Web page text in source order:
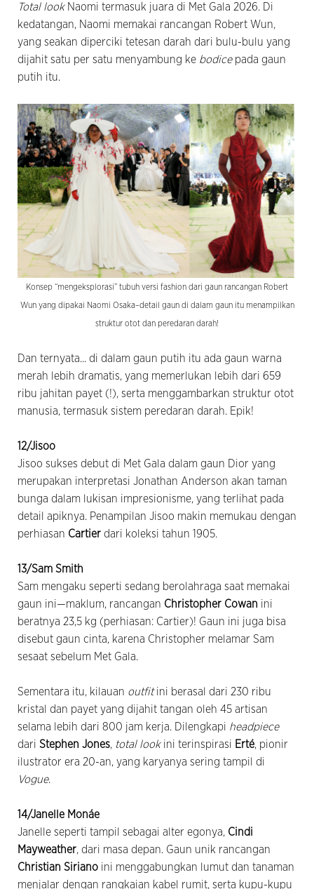
Total lookNaomi termasuk juara di Met Gala 2026. Di
kedatangan, Naomi memakai rancangan Robert Wun,
yang seakan diperciki tetesan darah dari bulu-bulu yang
dijahit satu per satu menyambung ke bodicepada gaun
putih itu.
Konsep “mengeksplorasi” tubuh versi fashion dari gaun rancangan Robert
Wun yang dipakai Naomi Osaka–detail gaun di dalam gaun itu menampilkan
struktur otot dan peredaran darah!
Dan ternyata... di dalam gaun putih itu ada gaun warna
merah lebih dramatis, yang memerlukan lebih dari 659
ribu jahitan payet (!), serta menggambarkan struktur otot
manusia, termasuk sistem peredaran darah. Epik!
12/Jisoo
Jisoo sukses debut di Met Gala dalam gaun Dior yang
merupakan interpretasi Jonathan Anderson akan taman
bunga dalam lukisan impresionisme, yang terlihat pada
detail apiknya. Penampilan Jisoo makin memukau dengan
perhiasan Cartier dari koleksi tahun 1905.
13/Sam Smith
Sam mengaku seperti sedang berolahraga saat memakai
gaun ini—maklum, rancangan Christopher Cowan ini
beratnya 23,5 kg (perhiasan: Cartier)! Gaun ini juga bisa
disebut gaun cinta, karena Christopher melamar Sam
sesaat sebelum Met Gala.
Sementara itu, kilauan outfitini berasal dari 230 ribu
kristal dan payet yang dijahit tangan oleh 45 artisan
selama lebih dari 800 jam kerja. Dilengkapi headpiece
dari Stephen Jones, total lookini terinspirasi Erté, pionir
ilustrator era 20-an, yang karyanya sering tampil di
Vogue.
14/Janelle Monáe
Janelle seperti tampil sebagai alter egonya, Cindi
Mayweather, dari masa depan. Gaun unik rancangan
Christian Siriano ini menggabungkan lumut dan tanaman
menjalar dengan rangkaian kabel rumit, serta kupu-kupu